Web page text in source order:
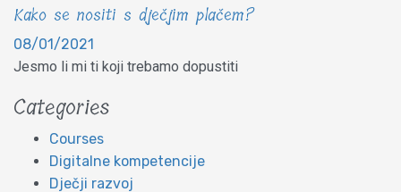
Kako se nositi s dječjim plačem?
08/01/2021
Jesmo li mi ti koji trebamo dopustiti
Categories
Courses
Digitalne kompetencije
Dječji razvoj